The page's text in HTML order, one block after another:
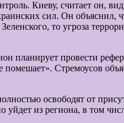
Киеву, считает он,
сил. Он объяснил,
то угроза
планирует провести
помешает». Стремоусов
освободят от
из региона, в том